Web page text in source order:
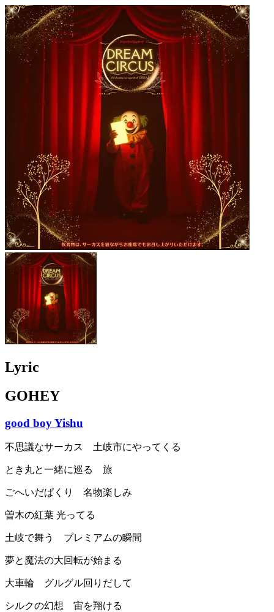
Lyric
GOHEY
good boy Yishu
不思議なサーカス 土岐市にやってくる
とき丸と一緒に巡る 旅
ごへいだぱくり 名物楽しみ
曽木の紅葉 光ってる
土岐で舞う プレミアムの瞬間
夢と魔法の大回転が始まる
大車輪 グルグル回りだして
シルクの幻想 宙を翔ける